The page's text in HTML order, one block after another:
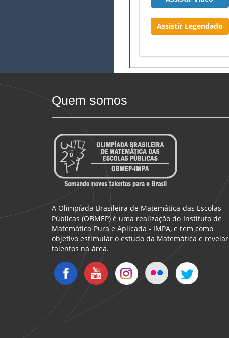
Assistir Legendado
Quem somos
A Olimpíada Brasileira de Matemática das Escolas
Públicas (OBMEP) é uma realização do Instituto de
Matemática Pura e Aplicada - IMPA, e tem como
objetivo estimular o estudo da Matemática e revelar
talentos na área.